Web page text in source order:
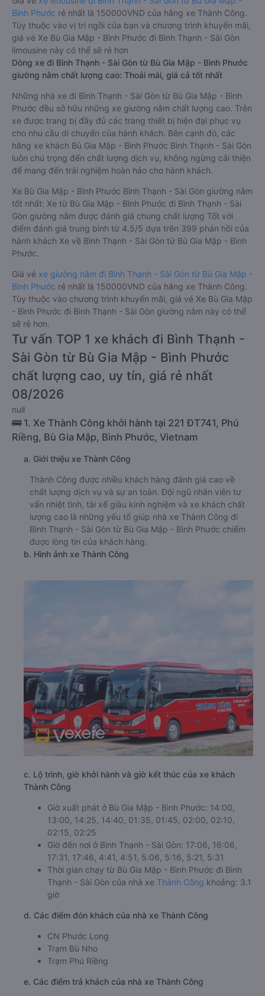
Bình Phước rẻ nhất là 150000VND của hãng xe Thành Công.
Tùy thuộc vào vị trí ngồi của bạn và chương trình khuyến mãi,
giá vé Xe Bù Gia Mập - Bình Phước đi Bình Thạnh - Sài Gòn
limousine này có thể sẽ rẻ hơn
Dòng xe đi Bình Thạnh - Sài Gòn từ Bù Gia Mập - Bình Phước
giường nằm chất lượng cao: Thoải mái, giá cả tốt nhất
Những nhà xe đi Bình Thạnh - Sài Gòn từ Bù Gia Mập - Bình
Phước đều sở hữu những xe giường nằm chất lượng cao. Trên
xe được trang bị đầy đủ các trang thiết bị hiện đại phục vụ
cho nhu cầu di chuyển của hành khách. Bên cạnh đó, các
hãng xe khách Bù Gia Mập - Bình Phước Bình Thạnh - Sài Gòn
luôn chú trọng đến chất lượng dịch vụ, không ngừng cải thiện
để mang đến trải nghiệm hoàn hảo cho hành khách.
Xe Bù Gia Mập - Bình Phước Bình Thạnh - Sài Gòn giường nằm
tốt nhất: Xe từ Bù Gia Mập - Bình Phước đi Bình Thạnh - Sài
Gòn giường nằm được đánh giá chung chất lượng Tốt với
điểm đánh giá trung bình từ 4.5/5 dựa trên 399 phản hồi của
hành khách Xe về Bình Thạnh - Sài Gòn từ Bù Gia Mập - Bình
Phước.
Giá vé xe giường nằm đi Bình Thạnh - Sài Gòn từ Bù Gia Mập -
Bình Phước rẻ nhất là 150000VND của hãng xe Thành Công.
Tùy thuộc vào chương trình khuyến mãi, giá vé Xe Bù Gia Mập
- Bình Phước đi Bình Thạnh - Sài Gòn giường nằm này có thể
sẽ rẻ hơn.
Tư vấn TOP 1 xe khách đi Bình Thạnh -
Sài Gòn từ Bù Gia Mập - Bình Phước
chất lượng cao, uy tín, giá rẻ nhất
08/2026
null
🚌 1. Xe Thành Công khởi hành tại 221 ĐT741, Phú
Riềng, Bù Gia Mập, Bình Phước, Vietnam
a. Giới thiệu xe Thành Công
Thành Công được nhiều khách hàng đánh giá cao về
chất lượng dịch vụ và sự an toàn. Đội ngũ nhân viên tư
vấn nhiệt tình, tài xế giàu kinh nghiệm và xe khách chất
lượng cao là những yếu tố giúp nhà xe Thành Công đi
Bình Thạnh - Sài Gòn từ Bù Gia Mập - Bình Phước chiếm
được lòng tin của khách hàng.
b. Hình ảnh xe Thành Công
c. Lộ trình, giờ khởi hành và giờ kết thúc của xe khách
Thành Công
Giờ xuất phát ở Bù Gia Mập - Bình Phước: 14:00,
13:00, 14:25, 14:40, 01:35, 01:45, 02:00, 02:10,
02:15, 02:25
Giờ đến nơi ở Bình Thạnh - Sài Gòn: 17:06, 16:06,
17:31, 17:46, 4:41, 4:51, 5:06, 5:16, 5:21, 5:31
Thời gian chạy từ Bù Gia Mập - Bình Phước đi Bình
Thạnh - Sài Gòn của nhà xe Thành Công khoảng: 3.1
giờ
d. Các điểm đón khách của nhà xe Thành Công
CN Phước Long
Trạm Bù Nho
Trạm Phú Riềng
e. Các điểm trả khách của nhà xe Thành Công